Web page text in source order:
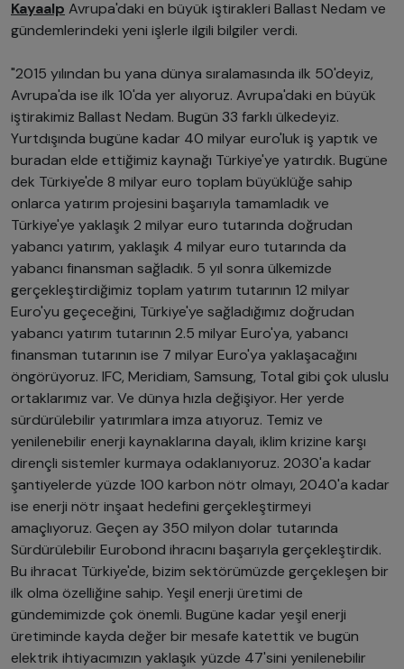
Kayaalp Avrupa'daki en büyük iştirakleri Ballast Nedam ve
gündemlerindeki yeni işlerle ilgili bilgiler verdi.
"2015 yılından bu yana dünya sıralamasında ilk 50'deyiz,
Avrupa'da ise ilk 10'da yer alıyoruz. Avrupa'daki en büyük
iştirakimiz Ballast Nedam. Bugün 33 farklı ülkedeyiz.
Yurtdışında bugüne kadar 40 milyar euro'luk iş yaptık ve
buradan elde ettiğimiz kaynağı Türkiye'ye yatırdık. Bugüne
dek Türkiye'de 8 milyar euro toplam büyüklüğe sahip
onlarca yatırım projesini başarıyla tamamladık ve
Türkiye'ye yaklaşık 2 milyar euro tutarında doğrudan
yabancı yatırım, yaklaşık 4 milyar euro tutarında da
yabancı finansman sağladık. 5 yıl sonra ülkemizde
gerçekleştirdiğimiz toplam yatırım tutarının 12 milyar
Euro'yu geçeceğini, Türkiye'ye sağladığımız doğrudan
yabancı yatırım tutarının 2.5 milyar Euro'ya, yabancı
finansman tutarının ise 7 milyar Euro'ya yaklaşacağını
öngörüyoruz. IFC, Meridiam, Samsung, Total gibi çok uluslu
ortaklarımız var. Ve dünya hızla değişiyor. Her yerde
sürdürülebilir yatırımlara imza atıyoruz. Temiz ve
yenilenebilir enerji kaynaklarına dayalı, iklim krizine karşı
dirençli sistemler kurmaya odaklanıyoruz. 2030'a kadar
şantiyelerde yüzde 100 karbon nötr olmayı, 2040'a kadar
ise enerji nötr inşaat hedefini gerçekleştirmeyi
amaçlıyoruz. Geçen ay 350 milyon dolar tutarında
Sürdürülebilir Eurobond ihracını başarıyla gerçekleştirdik.
Bu ihracat Türkiye'de, bizim sektörümüzde gerçekleşen bir
ilk olma özelliğine sahip. Yeşil enerji üretimi de
gündemimizde çok önemli. Bugüne kadar yeşil enerji
üretiminde kayda değer bir mesafe katettik ve bugün
elektrik ihtiyacımızın yaklaşık yüzde 47'sini yenilenebilir